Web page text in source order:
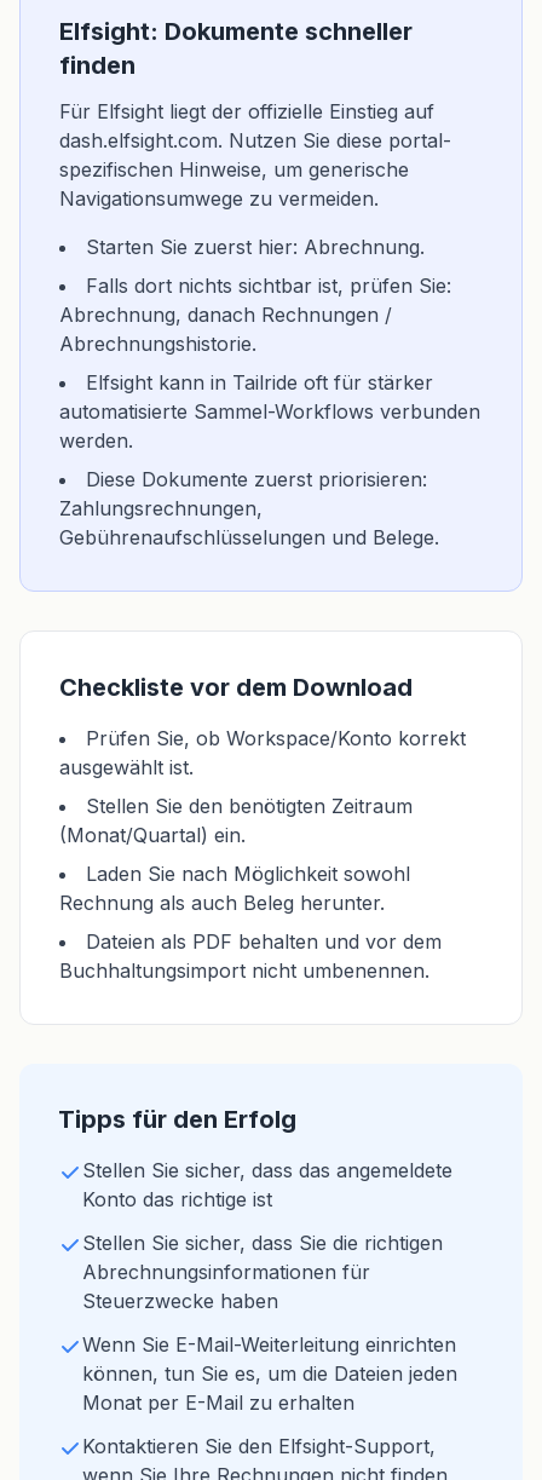
Elfsight: Dokumente schneller
finden
Für Elfsight liegt der offizielle Einstieg auf
dash.elfsight.com. Nutzen Sie diese portal-
spezifischen Hinweise, um generische
Navigationsumwege zu vermeiden.
Starten Sie zuerst hier: Abrechnung.
Falls dort nichts sichtbar ist, prüfen Sie:
Abrechnung, danach Rechnungen /
Abrechnungshistorie.
Elfsight kann in Tailride oft für stärker
automatisierte Sammel-Workflows verbunden
werden.
Diese Dokumente zuerst priorisieren:
Zahlungsrechnungen,
Gebührenaufschlüsselungen und Belege.
Checkliste vor dem Download
Prüfen Sie, ob Workspace/Konto korrekt
ausgewählt ist.
Stellen Sie den benötigten Zeitraum
(Monat/Quartal) ein.
Laden Sie nach Möglichkeit sowohl
Rechnung als auch Beleg herunter.
Dateien als PDF behalten und vor dem
Buchhaltungsimport nicht umbenennen.
Tipps für den Erfolg
Stellen Sie sicher, dass das angemeldete
Konto das richtige ist
Stellen Sie sicher, dass Sie die richtigen
Abrechnungsinformationen für
Steuerzwecke haben
Wenn Sie E-Mail-Weiterleitung einrichten
können, tun Sie es, um die Dateien jeden
Monat per E-Mail zu erhalten
Kontaktieren Sie den Elfsight-Support,
wenn Sie Ihre Rechnungen nicht finden